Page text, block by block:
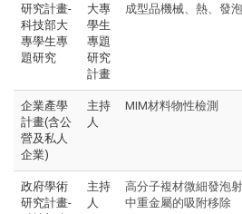
研究計畫-
科技部大
專學生專
題研究
大專
學生
專題
研究
計畫
成型品機械、熱、發
企業產學
計畫(含公
營及私人
企業)
主持
人
MIM材料物性檢測
政府學術
研究計畫-
主持
人
高分子複材微細發泡
中重金屬的吸附移除